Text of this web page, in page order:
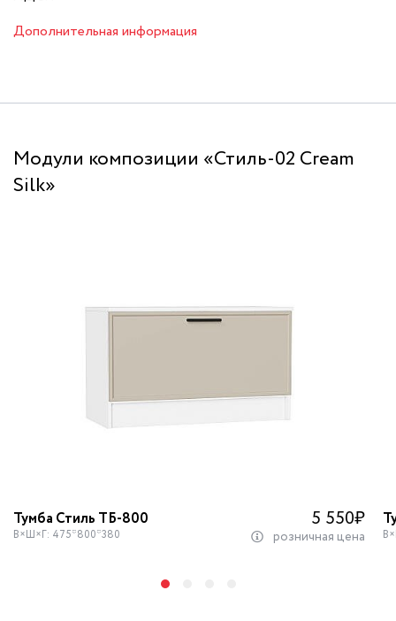
Дополнительная информация
Модули композиции «Стиль-02 Cream
Silk»
Тумба Стиль ТБ-800 5 550₽
В×Ш×Г: 475*800*380 розничная цена